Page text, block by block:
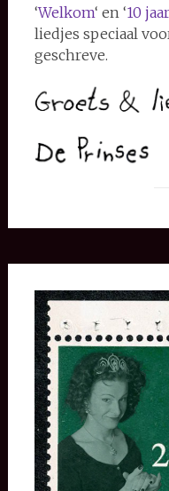
‘Welkom‘ en ‘10
liedjes speciaal
geschreve.